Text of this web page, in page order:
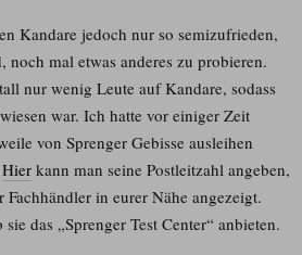
Kandare jedoch nur so semizufrieden,
noch mal etwas anderes zu probieren.
nur wenig Leute auf Kandare, sodass
war. Ich hatte vor einiger Zeit
von Sprenger Gebisse ausleihen
Hier kann man seine Postleitzahl angeben,
Fachhändler in eurer Nähe angezeigt.
das „Sprenger Test Center“ anbieten.